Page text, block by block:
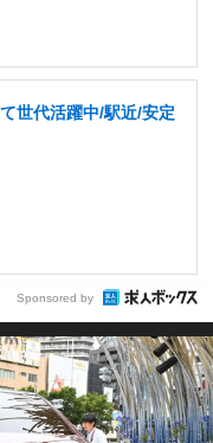
世代活躍中/駅近/安定
Sponsored by